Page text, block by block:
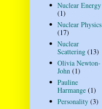
Nuclear Energy
(1)
Nuclear Physics
(17)
Nuclear
Scattering (13)
Olivia Newton-
John (1)
Pauline
Harmange (1)
Personality (3)